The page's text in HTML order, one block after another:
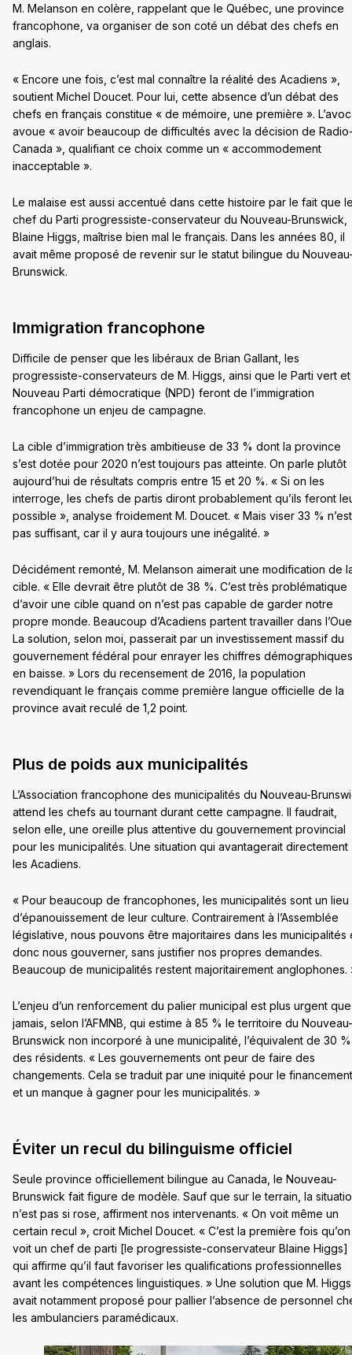
M. Melanson en colère, rappelant que le Québec, une province
francophone, va organiser de son coté un débat des chefs en
anglais.
« Encore une fois, c’est mal connaître la réalité des Acadiens »,
soutient Michel Doucet. Pour lui, cette absence d’un débat des
chefs en français constitue « de mémoire, une première ».
avoue « avoir beaucoup de difficultés avec la décision de
Canada », qualifiant ce choix comme un « accommodement
inacceptable ».
Le malaise est aussi accentué dans cette histoire par le fait que
chef du Parti progressiste-conservateur du Nouveau-Brunswick,
Blaine Higgs, maîtrise bien mal le français. Dans les années 80, il
avait même proposé de revenir sur le statut bilingue du
Brunswick.
Immigration francophone
Difficile de penser que les libéraux de Brian Gallant, les
progressiste-conservateurs de M. Higgs, ainsi que le Parti vert
Nouveau Parti démocratique (NPD) feront de l’immigration
francophone un enjeu de campagne.
La cible d’immigration très ambitieuse de 33 % dont la province
s’est dotée pour 2020 n’est toujours pas atteinte. On parle plutôt
aujourd’hui de résultats compris entre 15 et 20 %. « Si on les
interroge, les chefs de partis diront probablement qu’ils feront
possible », analyse froidement M. Doucet. « Mais viser 33 % n’est
pas suffisant, car il y aura toujours une inégalité. »
Décidément remonté, M. Melanson aimerait une modification de
cible. « Elle devrait être plutôt de 38 %. C’est très problématique
d’avoir une cible quand on n’est pas capable de garder notre
propre monde. Beaucoup d’Acadiens partent travailler dans
La solution, selon moi, passerait par un investissement massif du
gouvernement fédéral pour enrayer les chiffres démographiques
en baisse. » Lors du recensement de 2016, la population
revendiquant le français comme première langue officielle de la
province avait reculé de 1,2 point.
Plus de poids aux municipalités
L’Association francophone des municipalités du Nouveau-
attend les chefs au tournant durant cette campagne. Il faudrait,
selon elle, une oreille plus attentive du gouvernement provincial
pour les municipalités. Une situation qui avantagerait directement
les Acadiens.
« Pour beaucoup de francophones, les municipalités sont un lieu
d’épanouissement de leur culture. Contrairement à l’Assemblée
législative, nous pouvons être majoritaires dans les municipalités
donc nous gouverner, sans justifier nos propres demandes.
Beaucoup de municipalités restent majoritairement anglophones.
L’enjeu d’un renforcement du palier municipal est plus urgent que
jamais, selon l’AFMNB, qui estime à 85 % le territoire du Nouveau-
Brunswick non incorporé à une municipalité, l’équivalent de 30 %
des résidents. « Les gouvernements ont peur de faire des
changements. Cela se traduit par une iniquité pour le
et un manque à gagner pour les municipalités. »
Éviter un recul du bilinguisme officiel
Seule province officiellement bilingue au Canada, le Nouveau-
Brunswick fait figure de modèle. Sauf que sur le terrain, la
n’est pas si rose, affirment nos intervenants. « On voit même un
certain recul », croit Michel Doucet. « C’est la première fois qu’on
voit un chef de parti [le progressiste-conservateur Blaine Higgs]
qui affirme qu’il faut favoriser les qualifications professionnelles
avant les compétences linguistiques. » Une solution que M. Higgs
avait notamment proposé pour pallier l’absence de personnel
les ambulanciers paramédicaux.